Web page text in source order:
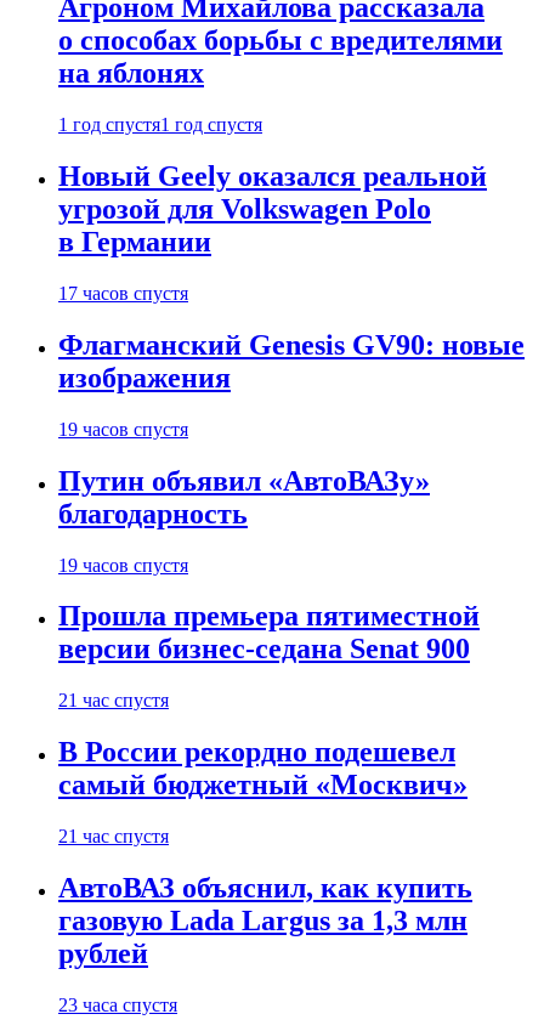
Агроном Михайлова рассказала
о способах борьбы с вредителями
на яблонях
1 год спустя1 год спустя
Новый Geely оказался реальной
угрозой для Volkswagen Polo
в Германии
17 часов спустя
Флагманский Genesis GV90: новые
изображения
19 часов спустя
Путин объявил «АвтоВАЗу»
благодарность
19 часов спустя
Прошла премьера пятиместной
версии бизнес-седана Senat 900
21 час спустя
В России рекордно подешевел
самый бюджетный «Москвич»
21 час спустя
АвтоВАЗ объяснил, как купить
газовую Lada Largus за 1,3 млн
рублей
23 часа спустя